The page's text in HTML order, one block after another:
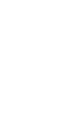
so kalt,
Seine
der
Objekte, die